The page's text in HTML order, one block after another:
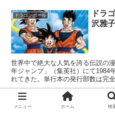
ドラゴンボール
ドラ
沢雅
世界中で絶大な人気を誇る伝説の
年ジャンプ」（集英社）にて1984
れてきた。単行本の発行部数は完
6000万部以上、全世界累計で2億
ドラ
メニュー ホーム 検